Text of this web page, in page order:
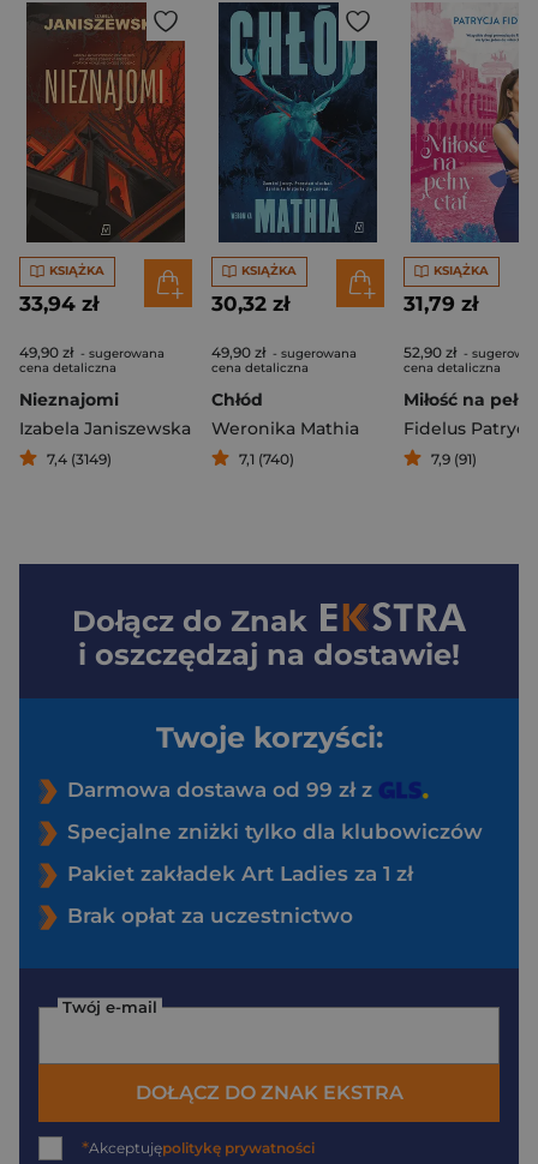
KSIĄŻKA
33,94 zł
49,90 zł - sugerowana
cena detaliczna
Nieznajomi
Izabela Janiszewska
7,4 (3149)
KSIĄŻKA
30,32 zł
49,90 zł - sugerowana
cena detaliczna
Chłód
Weronika Mathia
7,1 (740)
KSIĄŻKA
31,79 zł
52,90 zł -
cena detaliczna
Fidelus
7,9 (91)
Dołącz do Znak
i oszczędzaj na dostawie!
Twoje korzyści:
Darmowa dostawa od 99 zł z
Specjalne zniżki tylko dla klubowiczów
Pakiet zakładek Art Ladies za 1 zł
Brak opłat za uczestnictwo
Twój e-mail
DOŁĄCZ DO ZNAK EKSTRA
*Akceptujępolitykę prywatności